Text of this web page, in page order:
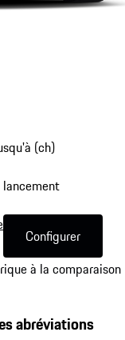
(ch)
Configurer
à la comparaison
abréviations